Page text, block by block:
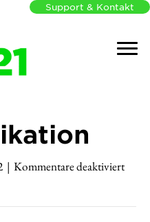
Support & Kontakt
| Kommentare deaktiviertfür